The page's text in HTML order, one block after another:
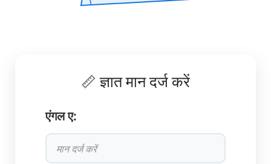
📏 ज्ञात मान दर्ज करें
एंगल ए: